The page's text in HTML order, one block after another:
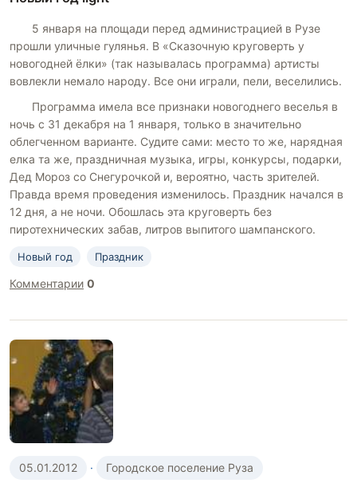
5 января на площади перед администрацией в Рузе
прошли уличные гулянья. В «Сказочную круговерть у
новогодней ёлки» (так называлась программа) артисты
вовлекли немало народу. Все они играли, пели, веселились.
Программа имела все признаки новогоднего веселья в
ночь с 31 декабря на 1 января, только в значительно
облегченном варианте. Судите сами: место то же, нарядная
елка та же, праздничная музыка, игры, конкурсы, подарки,
Дед Мороз со Снегурочкой и, вероятно, часть зрителей.
Правда время проведения изменилось. Праздник начался в
12 дня, а не ночи. Обошлась эта круговерть без
пиротехнических забав, литров выпитого шампанского.
Новый год Праздник
Комментарии 0
05.01.2012 · Городское поселение Руза